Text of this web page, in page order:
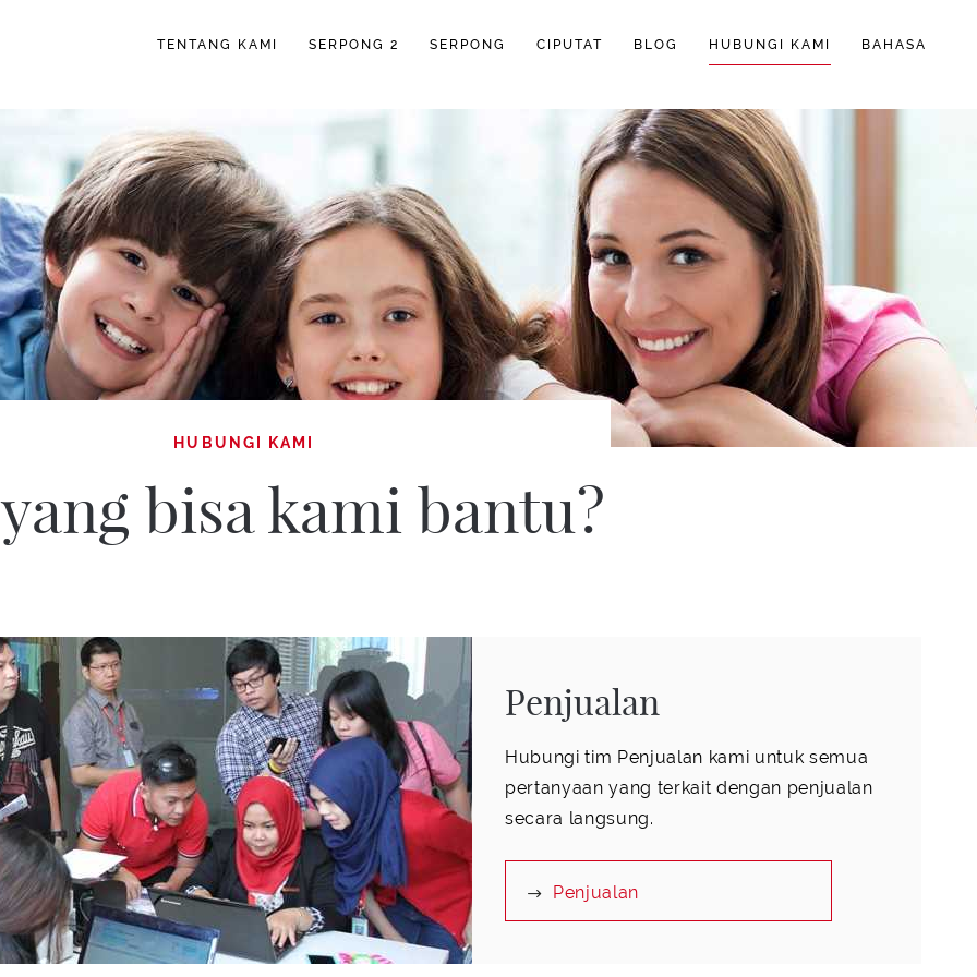
TENTANG KAMI SERPONG 2 SERPONG CIPUTAT BLOG HUBUNGI KAMI BAHASA
HUBUNGI KAMI
bisa kami bantu?
Penjualan
Hubungi tim Penjualan kami untuk semua
pertanyaan yang terkait dengan penjualan
secara langsung.
Penjualan